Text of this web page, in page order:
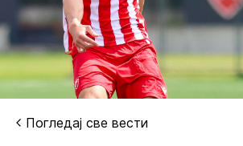
Погледај све вести